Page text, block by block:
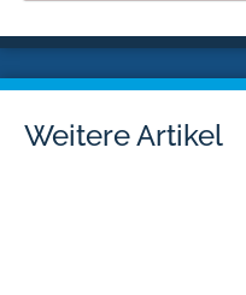
Weitere Artikel